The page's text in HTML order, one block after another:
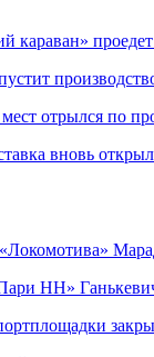
караван»
отрылся по
вновь
НН»